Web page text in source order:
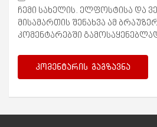
ჩემი სახელის. ელფოსტისა და
მისამართის შენახვა ამ
კომენტარებში